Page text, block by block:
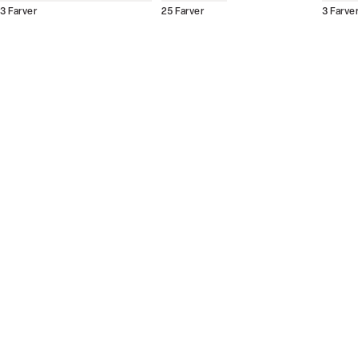
3 Farver
25 Farver
3